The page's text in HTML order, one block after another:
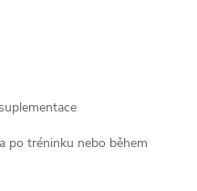
po tréninku nebo během